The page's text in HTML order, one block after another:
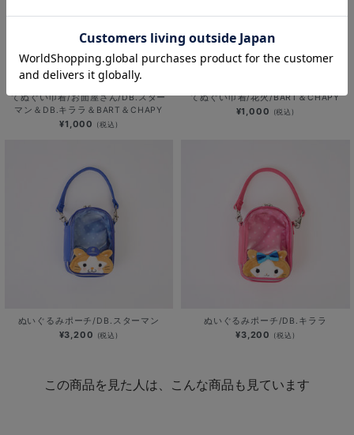
てぬぐい巾着/お面屋さん/DB.スター
マン＆DB.キララ＆BART＆CHAPY
¥1,000 (税込)
てぬぐい巾着/花火/BART＆CHAPY
¥1,000 (税込)
ぬいぐるみポーチ/DB.スターマン
¥3,200 (税込)
ぬいぐるみポーチ/DB.キララ
¥3,200 (税込)
この商品を見た人は、こんな商品も見ています